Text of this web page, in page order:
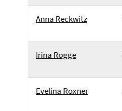
Anna Reckwitz
Irina Rogge
Evelina Roxner